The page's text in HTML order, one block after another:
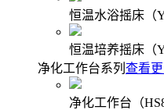
恒温水浴摇床（
恒温培养摇床（
净化工作台系列 查看
净化工作台（